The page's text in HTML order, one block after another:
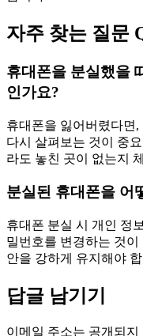
자주 찾는 질문
휴대폰을 분실했을
인가요?
휴대폰을 잃어버렸다면
다시 살펴보는 것이 중
라도 놓친 곳이 없는지
분실된 휴대폰을 어
휴대폰 분실 시 개인 정
밀번호를 변경하는 것
안을 강하게 유지해야
답글 남기기
이메일 주소는 공개되지